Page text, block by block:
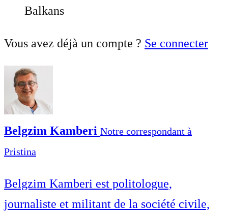
Balkans
Vous avez déjà un compte ? Se connecter
Belgzim Kamberi Notre correspondant à
Pristina
Belgzim Kamberi est politologue,
journaliste et militant de la société civile,